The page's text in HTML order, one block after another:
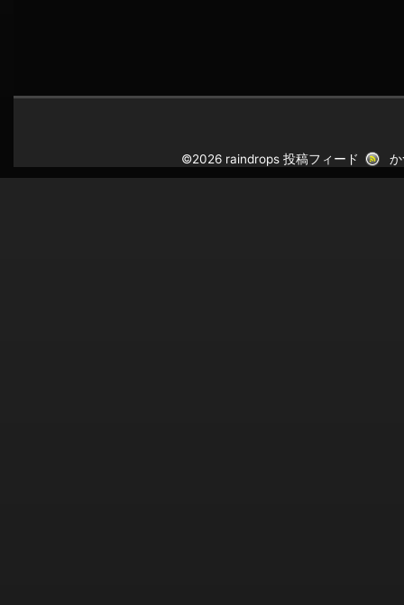
©2026 raindrops投稿フィード